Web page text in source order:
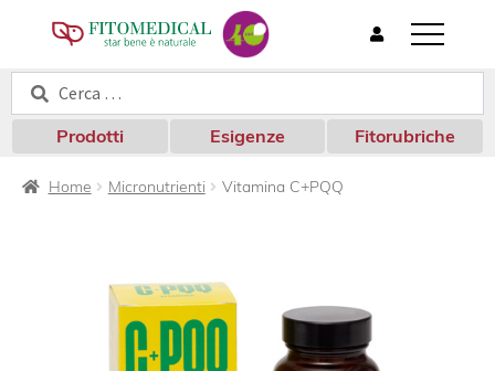
T
o
g
l
e
Cerca:
Cerca
Prodotti Esigenze Fitorubriche
Home Micronutrienti Vitamina C+PQQ